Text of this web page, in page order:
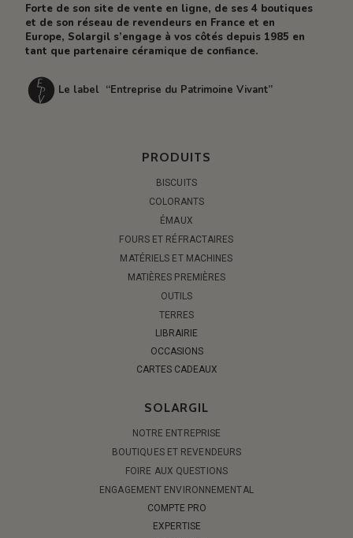
Forte de son site de vente en ligne, de ses 4 boutiques
et de son réseau de revendeurs en France et en
Europe, Solargil s’engage à vos côtés depuis 1985 en
tant que partenaire céramique de confiance.
Le label “Entreprise du Patrimoine Vivant”
PRODUITS
BISCUITS
COLORANTS
ÉMAUX
FOURS ET RÉFRACTAIRES
MATÉRIELS ET MACHINES
MATIÈRES PREMIÈRES
OUTILS
TERRES
LIBRAIRIE
OCCASIONS
CARTES CADEAUX
SOLARGIL
NOTRE ENTREPRISE
BOUTIQUES ET REVENDEURS
FOIRE AUX QUESTIONS
ENGAGEMENT ENVIRONNEMENTAL
COMPTE PRO
EXPERTISE